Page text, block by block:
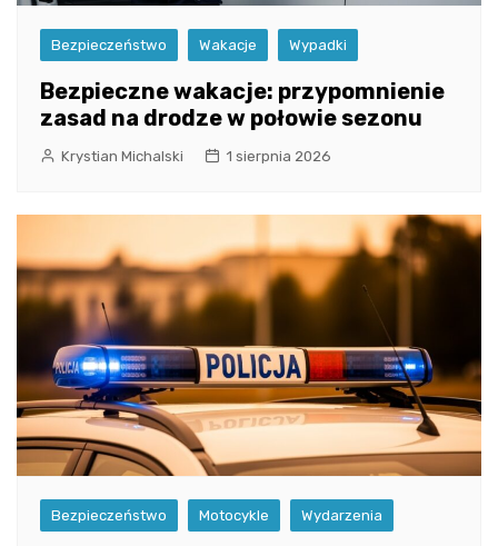
Bezpieczeństwo Wakacje Wypadki
Bezpieczne wakacje: przypomnienie
zasad na drodze w połowie sezonu
Krystian Michalski 1 sierpnia 2026
Bezpieczeństwo Motocykle Wydarzenia